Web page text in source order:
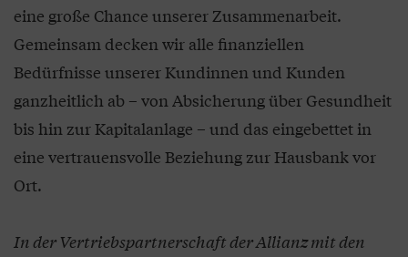
eine große Chance unserer Zusammenarbeit.
Gemeinsam decken wir alle finanziellen
Bedürfnisse unserer Kundinnen und Kunden
ganzheitlich ab – von Absicherung über Gesundheit
bis hin zur Kapitalanlage – und das eingebettet in
eine vertrauensvolle Beziehung zur Hausbank vor
Ort.
In der Vertriebspartnerschaft der Allianz mit den